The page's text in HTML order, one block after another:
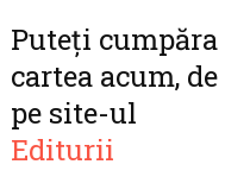
Puteţi cumpăra
cartea acum, de
pe site-ul
Editurii